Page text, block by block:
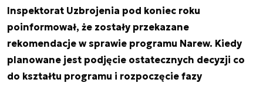
Inspektorat Uzbrojenia pod koniec roku
poinformował, że zostały przekazane
rekomendacje w sprawie programu Narew. Kiedy
planowane jest podjęcie ostatecznych decyzji co
do kształtu programu i rozpoczęcie fazy